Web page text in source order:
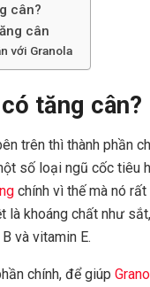
cân?
cân
với Granola
tăng cân?
trên thì thành phần
số loại ngũ cốc tiêu
chính vì thế mà nó
là khoáng chất như
và vitamin E.
chính, để giúp